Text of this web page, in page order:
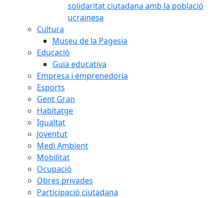
solidaritat ciutadana amb la població
ucraïnesa
Cultura
Museu de la Pagesia
Educació
Guia educativa
Empresa i emprenedoria
Esports
Gent Gran
Habitatge
Igualtat
Joventut
Medi Ambient
Mobilitat
Ocupació
Obres privades
Participació ciutadana